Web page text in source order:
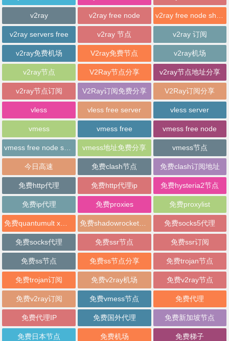
v2ray v2ray free node
v2ray servers free v2ray 节点 v2ray 订阅
v2ray免费机场 V2ray免费节点 v2ray机场
v2ray节点 V2Ray节点分享 v2ray节点地址分享
v2ray节点订阅 V2Ray订阅免费分享 V2Ray订阅分享
vless vless free server vless server
vmess vmess free vmess free node
vmess地址免费分享 vmess节点
今日高速 免费clash节点 免费clash订阅地址
免费http代理 免费http代理ip 免费hysteria2节点
免费ip代理 免费proxies 免费proxylist
免费socks5代理
免费socks代理 免费ssr节点 免费ssr订阅
免费ss节点 免费ss节点分享 免费trojan节点
免费trojan订阅 免费v2ray机场 免费v2ray节点
免费v2ray订阅 免费vmess节点 免费代理
免费代理IP 免费国外代理 免费新加坡节点
免费日本节点 免费机场 免费梯子